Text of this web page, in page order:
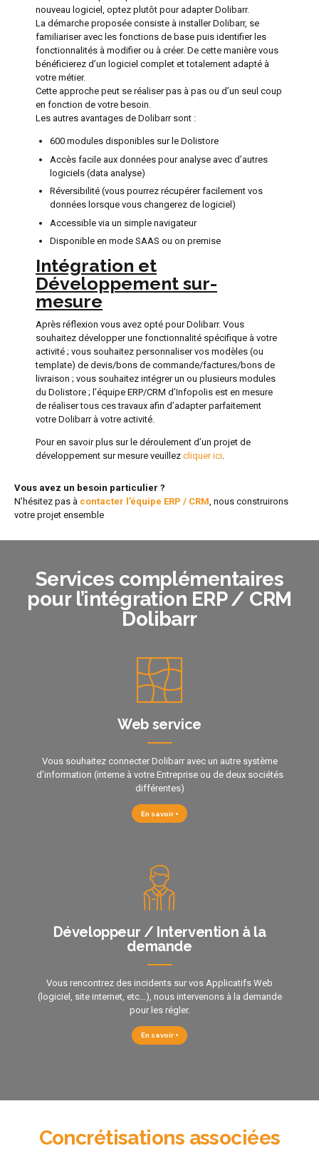
nouveau logiciel, optez plutôt pour adapter Dolibarr.
La démarche proposée consiste à installer Dolibarr, se
familiariser avec les fonctions de base puis identifier les
fonctionnalités à modifier ou à créer. De cette manière vous
bénéficierez d’un logiciel complet et totalement adapté à
votre métier.
Cette approche peut se réaliser pas à pas ou d’un seul coup
en fonction de votre besoin.
Les autres avantages de Dolibarr sont :
600 modules disponibles sur le Dolistore
Accès facile aux données pour analyse avec d’autres
logiciels (data analyse)
Réversibilité (vous pourrez récupérer facilement vos
données lorsque vous changerez de logiciel)
Accessible via un simple navigateur
Disponible en mode SAAS ou on premise
Intégration et
Développement sur-
mesure
Après réflexion vous avez opté pour Dolibarr. Vous
souhaitez développer une fonctionnalité spécifique à votre
activité ; vous souhaitez personnaliser vos modèles (ou
template) de devis/bons de commande/factures/bons de
livraison ; vous souhaitez intégrer un ou plusieurs modules
du Dolistore ; l’équipe ERP/CRM d’Infopolis est en mesure
de réaliser tous ces travaux afin d’adapter parfaitement
votre Dolibarr à votre activité.
Pour en savoir plus sur le déroulement d’un projet de
développement sur mesure veuillez cliquer ici.
Vous avez un besoin particulier ?
N’hésitez pas à contacter l’équipe ERP / CRM, nous construirons
votre projet ensemble
Services complémentaires
pour l’intégration ERP / CRM
Dolibarr
Web service
Vous souhaitez connecter Dolibarr avec un autre système
d’information (interne à votre Entreprise ou de deux sociétés
différentes)
En savoir +
Développeur / Intervention à la
demande
Vous rencontrez des incidents sur vos Applicatifs Web
(logiciel, site internet, etc…), nous intervenons à la demande
pour les régler.
En savoir +
Concrétisations associées